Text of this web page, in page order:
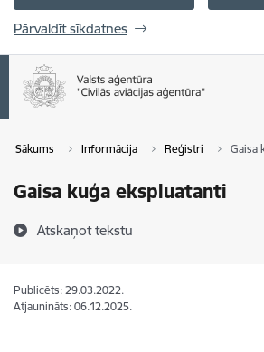
Pārvaldīt sīkdatnes
Sākums Informācija Reģistri Gaisa
Gaisa kuģa ekspluatanti
Atskaņot tekstu
Publicēts: 29.03.2022.
Atjaunināts: 06.12.2025.